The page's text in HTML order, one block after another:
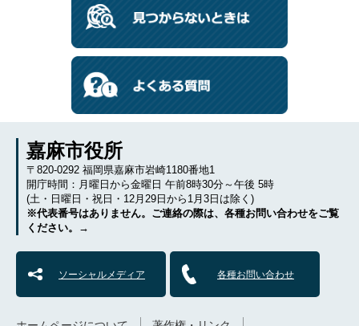
嘉麻市役所
〒820-0292 福岡県嘉麻市岩崎1180番地1
開庁時間：月曜日から金曜日 午前8時30分～午後 5時
(土・日曜日・祝日・12月29日から1月3日は除く)
※代表番号はありません。ご連絡の際は、各種お問い合わせをご覧
ください。→
ソーシャルメディア 各種お問い合わせ